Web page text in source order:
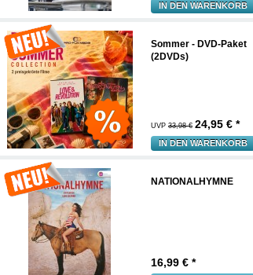
IN DEN WARENKORB
Sommer - DVD-Paket
(2DVDs)
UVP 33,98 € 24,95 € *
IN DEN WARENKORB
NATIONALHYMNE
16,99 € *